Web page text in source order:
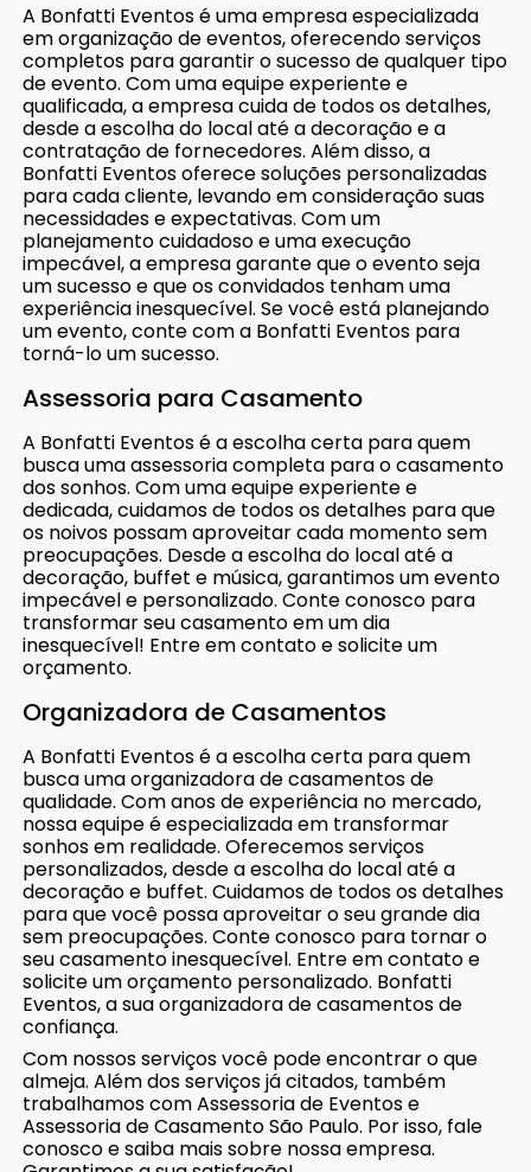
A Bonfatti Eventos é uma empresa especializada
em organização de eventos, oferecendo serviços
completos para garantir o sucesso de qualquer tipo
de evento. Com uma equipe experiente e
qualificada, a empresa cuida de todos os detalhes,
desde a escolha do local até a decoração e a
contratação de fornecedores. Além disso, a
Bonfatti Eventos oferece soluções personalizadas
para cada cliente, levando em consideração suas
necessidades e expectativas. Com um
planejamento cuidadoso e uma execução
impecável, a empresa garante que o evento seja
um sucesso e que os convidados tenham uma
experiência inesquecível. Se você está planejando
um evento, conte com a Bonfatti Eventos para
torná-lo um sucesso.
Assessoria para Casamento
A Bonfatti Eventos é a escolha certa para quem
busca uma assessoria completa para o casamento
dos sonhos. Com uma equipe experiente e
dedicada, cuidamos de todos os detalhes para que
os noivos possam aproveitar cada momento sem
preocupações. Desde a escolha do local até a
decoração, buffet e música, garantimos um evento
impecável e personalizado. Conte conosco para
transformar seu casamento em um dia
inesquecível! Entre em contato e solicite um
orçamento.
Organizadora de Casamentos
A Bonfatti Eventos é a escolha certa para quem
busca uma organizadora de casamentos de
qualidade. Com anos de experiência no mercado,
nossa equipe é especializada em transformar
sonhos em realidade. Oferecemos serviços
personalizados, desde a escolha do local até a
decoração e buffet. Cuidamos de todos os detalhes
para que você possa aproveitar o seu grande dia
sem preocupações. Conte conosco para tornar o
seu casamento inesquecível. Entre em contato e
solicite um orçamento personalizado. Bonfatti
Eventos, a sua organizadora de casamentos de
confiança.
Com nossos serviços você pode encontrar o que
almeja. Além dos serviços já citados, também
trabalhamos com Assessoria de Eventos e
Assessoria de Casamento São Paulo. Por isso, fale
conosco e saiba mais sobre nossa empresa.